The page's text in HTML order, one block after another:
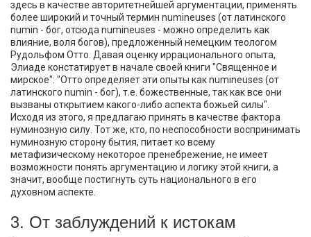
здесь в качестве авторитетнейшей аргументации, применять
более широкий и точный термин numineuses (от латинского
numin - бог, отсюда numineuses - можно определить как
влияние, воля богов), предложенный немецким теологом
Рудольфом Отто. Давая оценку иррационального опыта,
Элиаде констатирует в начале своей книги "Священное и
мирское": "Отто определяет эти опыты как numineuses (от
латинского numin - бог), т.е. божественные, так как все они
вызваны открытием какого-либо аспекта божьей силы".
Исходя из этого, я предлагаю принять в качестве фактора
нуминозную силу. Тот же, кто, по неспособности воспринимать
нуминозную сторону бытия, питает ко всему
метафизическому некоторое пренебрежение, не имеет
возможности понять аргументацию и логику этой книги, а
значит, вообще постигнуть суть национального в его
духовном аспекте.
3. От заблуждений к истокам